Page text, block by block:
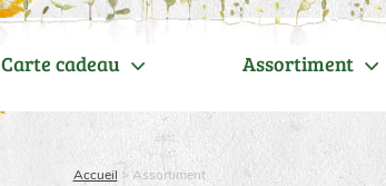
Carte cadeau Assortiment
Accueil >Assortiment